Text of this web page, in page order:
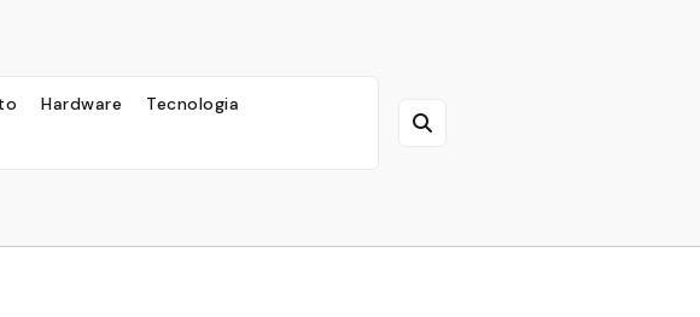
Hardware
Tecnologia